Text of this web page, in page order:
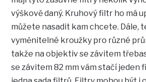
výškově daný. Kruhový filtr ho má
můžete nasadit kam chcete. Dále,
vyměnitelné kroužky pro různé
takže na objektiv se závitem
se závitem 82 mm vám stačí jeden